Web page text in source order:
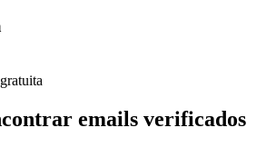
emails verificados